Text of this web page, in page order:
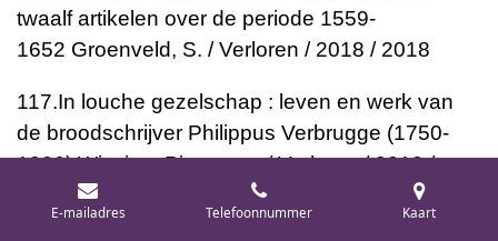
twaalf artikelen over de periode 1559-
1652 Groenveld, S. / Verloren / 2018 / 2018
117.In louche gezelschap : leven en werk van
de broodschrijver Philippus Verbrugge (1750-
1806)Wissing, Pieter van / Verloren / 2018 /
E-mailadres Telefoonnummer Kaart